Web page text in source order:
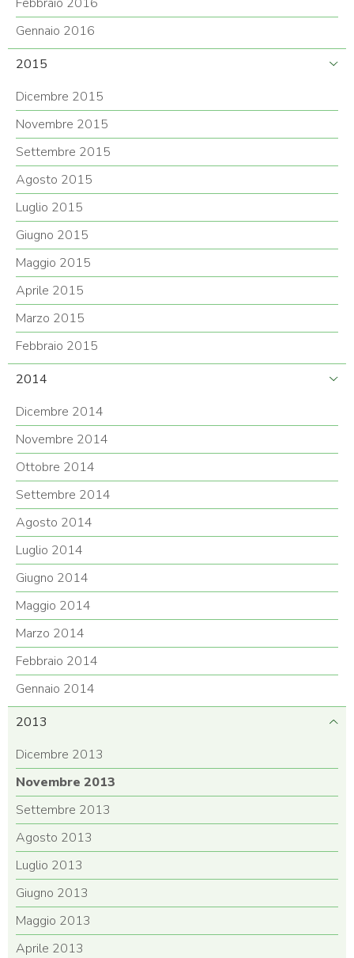
Gennaio 2016
2015
Dicembre 2015
Novembre 2015
Settembre 2015
Agosto 2015
Luglio 2015
Giugno 2015
Maggio 2015
Aprile 2015
Marzo 2015
Febbraio 2015
2014
Dicembre 2014
Novembre 2014
Ottobre 2014
Settembre 2014
Agosto 2014
Luglio 2014
Giugno 2014
Maggio 2014
Marzo 2014
Febbraio 2014
Gennaio 2014
2013
Dicembre 2013
Novembre 2013
Settembre 2013
Agosto 2013
Luglio 2013
Giugno 2013
Maggio 2013
Aprile 2013